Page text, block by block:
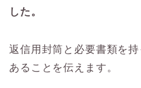
した。
返信用封筒と必要書類を
あることを伝えます。